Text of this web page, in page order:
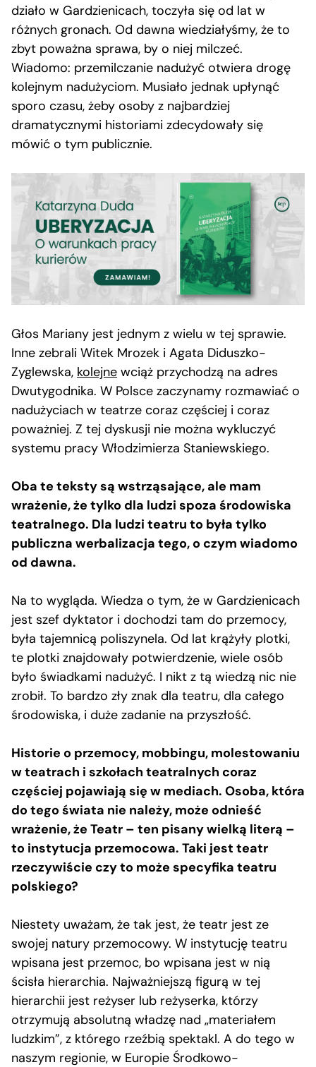
działo w Gardzienicach, toczyła się od lat w
różnych gronach. Od dawna wiedziałyśmy, że to
zbyt poważna sprawa, by o niej milczeć.
Wiadomo: przemilczanie nadużyć otwiera drogę
kolejnym nadużyciom. Musiało jednak upłynąć
sporo czasu, żeby osoby z najbardziej
dramatycznymi historiami zdecydowały się
mówić o tym publicznie.
Głos Mariany jest jednym z wielu w tej sprawie.
Inne zebrali Witek Mrozek i Agata Diduszko-
Zyglewska, kolejne wciąż przychodzą na adres
Dwutygodnika. W Polsce zaczynamy rozmawiać o
nadużyciach w teatrze coraz częściej i coraz
poważniej. Z tej dyskusji nie można wykluczyć
systemu pracy Włodzimierza Staniewskiego.
Oba te teksty są wstrząsające, ale mam
wrażenie, że tylko dla ludzi spoza środowiska
teatralnego. Dla ludzi teatru to była tylko
publiczna werbalizacja tego, o czym wiadomo
od dawna.
Na to wygląda. Wiedza o tym, że w Gardzienicach
jest szef dyktator i dochodzi tam do przemocy,
była tajemnicą poliszynela. Od lat krążyły plotki,
te plotki znajdowały potwierdzenie, wiele osób
było świadkami nadużyć. I nikt z tą wiedzą nic nie
zrobił. To bardzo zły znak dla teatru, dla całego
środowiska, i duże zadanie na przyszłość.
Historie o przemocy, mobbingu, molestowaniu
w teatrach i szkołach teatralnych coraz
częściej pojawiają się w mediach. Osoba, która
do tego świata nie należy, może odnieść
wrażenie, że Teatr – ten pisany wielką literą –
to instytucja przemocowa. Taki jest teatr
rzeczywiście czy to może specyfika teatru
polskiego?
Niestety uważam, że tak jest, że teatr jest ze
swojej natury przemocowy. W instytucję teatru
wpisana jest przemoc, bo wpisana jest w nią
ścisła hierarchia. Najważniejszą figurą w tej
hierarchii jest reżyser lub reżyserka, którzy
otrzymują absolutną władzę nad „materiałem
ludzkim”, z którego rzeźbią spektakl. A do tego w
naszym regionie, w Europie Środkowo-